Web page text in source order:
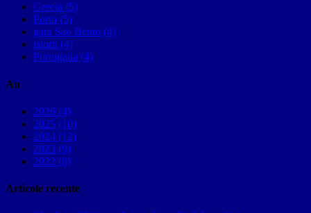
Grecia (5)
Porto (5)
gara Sao Bento (4)
istorii (4)
Portugalia (4)
An
2026 (4)
2025 (10)
2024 (12)
2023 (9)
2022 (8)
Articole recente